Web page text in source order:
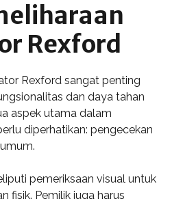
Rexford
Rexford sangat penting
dan daya tahan
aspek utama dalam
diperhatikan: pengecekan
pemeriksaan visual untuk
fisik. Pemilik juga harus